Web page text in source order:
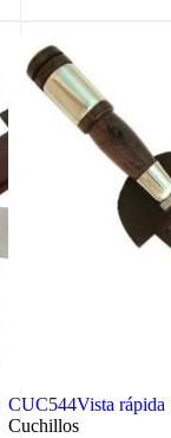
CUC544Vista rápida
Cuchillos